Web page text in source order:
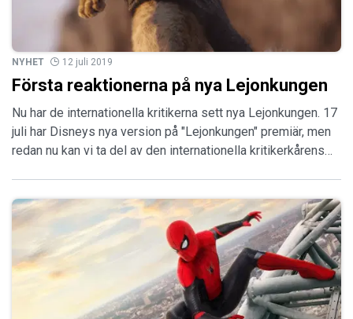
NYHET 12 juli 2019
Första reaktionerna på nya Lejonkungen
Nu har de internationella kritikerna sett nya Lejonkungen. 17
juli har Disneys nya version på "Lejonkungen" premiär, men
redan nu kan vi ta del av den internationella kritikerkårens…